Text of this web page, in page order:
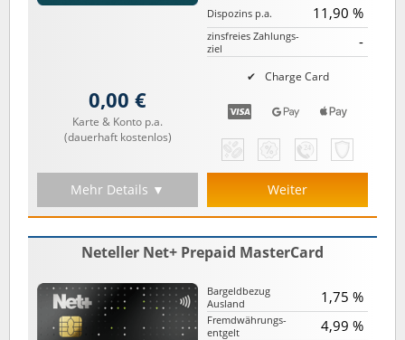
Charge Card
Dispozins p.a. 11,90 %
zinsfreies Zahlungs­
ziel
-
0,00 €
Karte & Konto p.a.
(dauerhaft kostenlos)
Mehr Details ▼ Weiter
Neteller Net+ Prepaid MasterCard
Bargeld­bezug
Ausland
1,75 %
Fremd­währungs­
entgelt
4,99 %